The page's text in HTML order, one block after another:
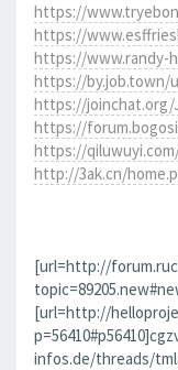
https://
https://
https://www.randy-
https://by.job.town/
https://
https://
https://
http://3ak.cn/
[url=http://
[url=http://
infos.de/threads/